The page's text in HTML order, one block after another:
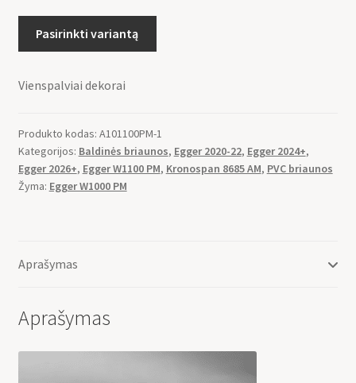
Pasirinkti variantą
Vienspalviai dekorai
Produkto kodas: A101100PM-1
Kategorijos: Baldinės briaunos, Egger 2020-22, Egger 2024+,
Egger 2026+, Egger W1100 PM, Kronospan 8685 AM, PVC briaunos
Žyma: Egger W1000 PM
Aprašymas
Aprašymas